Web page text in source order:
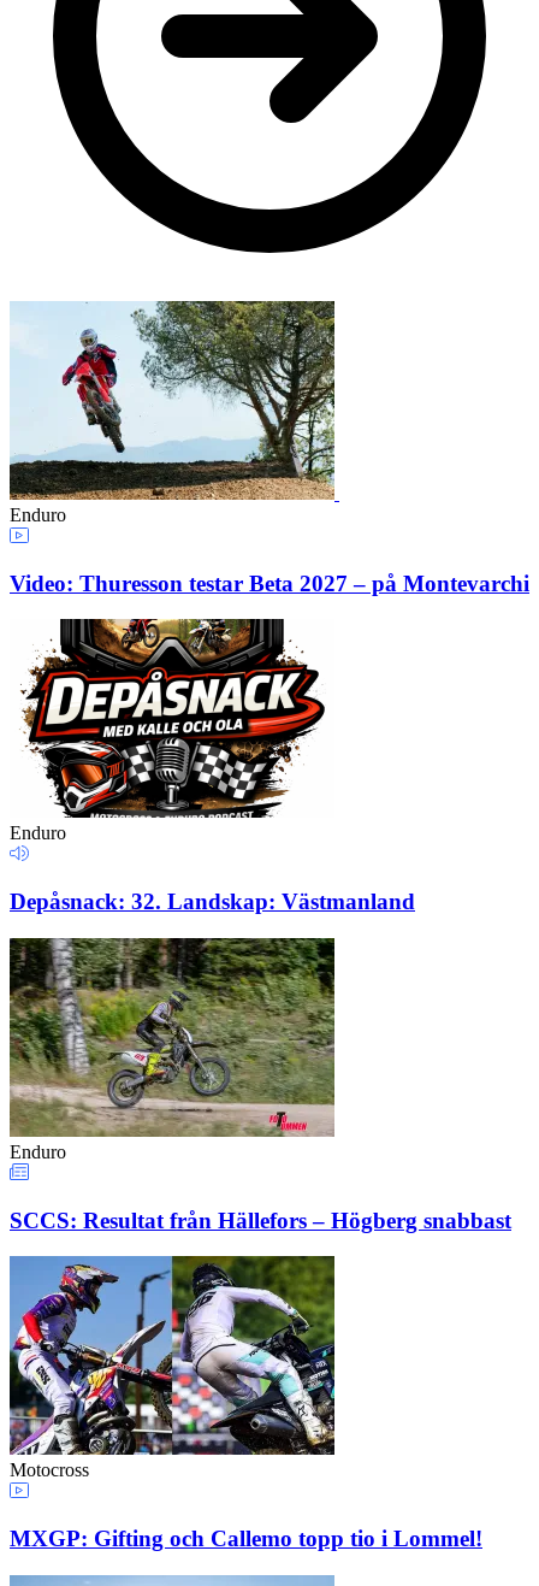
Enduro
Video: Thuresson testar Beta 2027 – på Montevarchi
Enduro
Depåsnack: 32. Landskap: Västmanland
Enduro
SCCS: Resultat från Hällefors – Högberg snabbast
Motocross
MXGP: Gifting och Callemo topp tio i Lommel!